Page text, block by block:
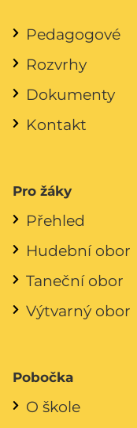
Pedagogové
Rozvrhy
Dokumenty
Kontakt
Pro žáky
Přehled
Hudební obor
Taneční obor
Výtvarný obor
Pobočka
O škole